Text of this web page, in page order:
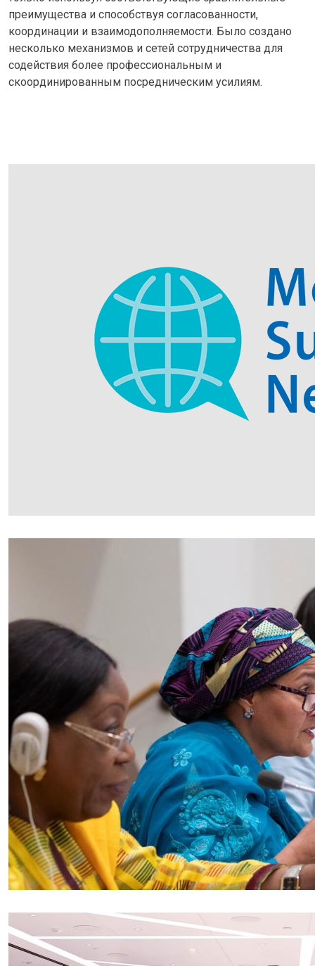
преимущества и способствуя согласованности,
координации и взаимодополняемости. Было создано
несколько механизмов и сетей сотрудничества для
содействия более профессиональным и
скоординированным посредническим усилиям.